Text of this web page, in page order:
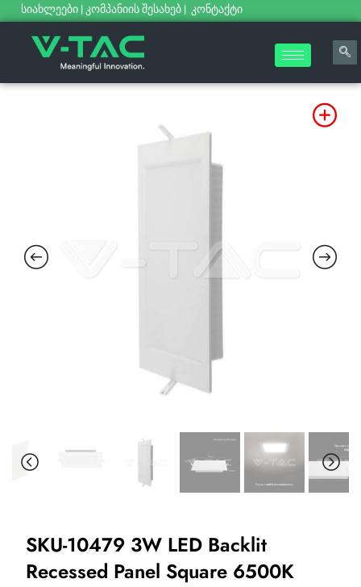
სიახლეები | კომპანიის შესახებ | კონტაქტი
SKU-10479 3W LED Backlit
Recessed Panel Square 6500K